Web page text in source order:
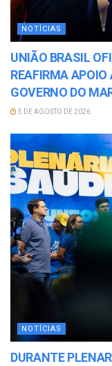
NOTÍCIAS
UNIÃO BRASIL
REAFIRMA APOIO
GOVERNO DO
5 DE AGOSTO DE 2026
NOTÍCIAS
DURANTE